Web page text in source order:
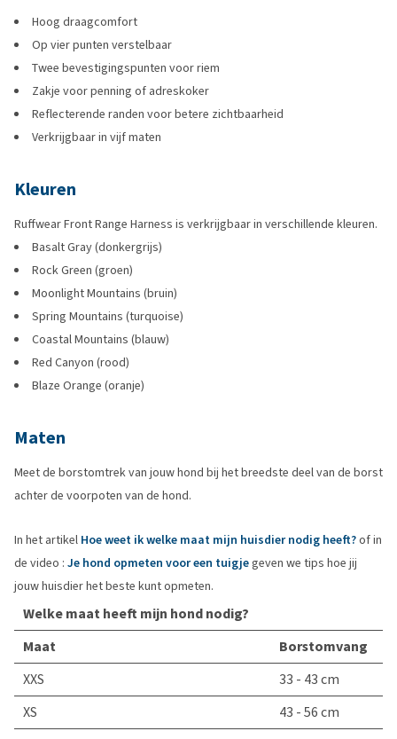
Hoog draagcomfort
Op vier punten verstelbaar
Twee bevestigingspunten voor riem
Zakje voor penning of adreskoker
Reflecterende randen voor betere zichtbaarheid
Verkrijgbaar in vijf maten
Kleuren
Ruffwear Front Range Harness is verkrijgbaar in verschillende kleuren.
Basalt Gray (donkergrijs)
Rock Green (groen)
Moonlight Mountains (bruin)
Spring Mountains (turquoise)
Coastal Mountains (blauw)
Red Canyon (rood)
Blaze Orange (oranje)
Maten
Meet de borstomtrek van jouw hond bij het breedste deel van de borst
achter de voorpoten van de hond.
In het artikel Hoe weet ik welke maat mijn huisdier nodig heeft?of in
de video : Je hond opmeten voor een tuigjegeven we tips hoe jij
jouw huisdier het beste kunt opmeten.
Welke maat heeft mijn hond nodig?
Maat
Borstomvang
XXS
33 - 43 cm
XS
43 - 56 cm